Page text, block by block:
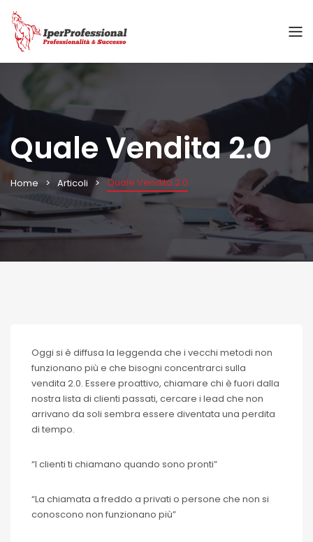
Quale Vendita 2.0
Home Articoli Quale Vendita 2.0
Oggi si è diffusa la leggenda che i vecchi metodi non
funzionano più e che bisogni concentrarci sulla
vendita 2.0. Essere proattivo, chiamare chi è fuori dalla
nostra lista di clienti passati, cercare i lead che non
arrivano da soli sembra essere diventata una perdita
di tempo.
“I clienti ti chiamano quando sono pronti”
“La chiamata a freddo a privati o persone che non si
conoscono non funzionano più”